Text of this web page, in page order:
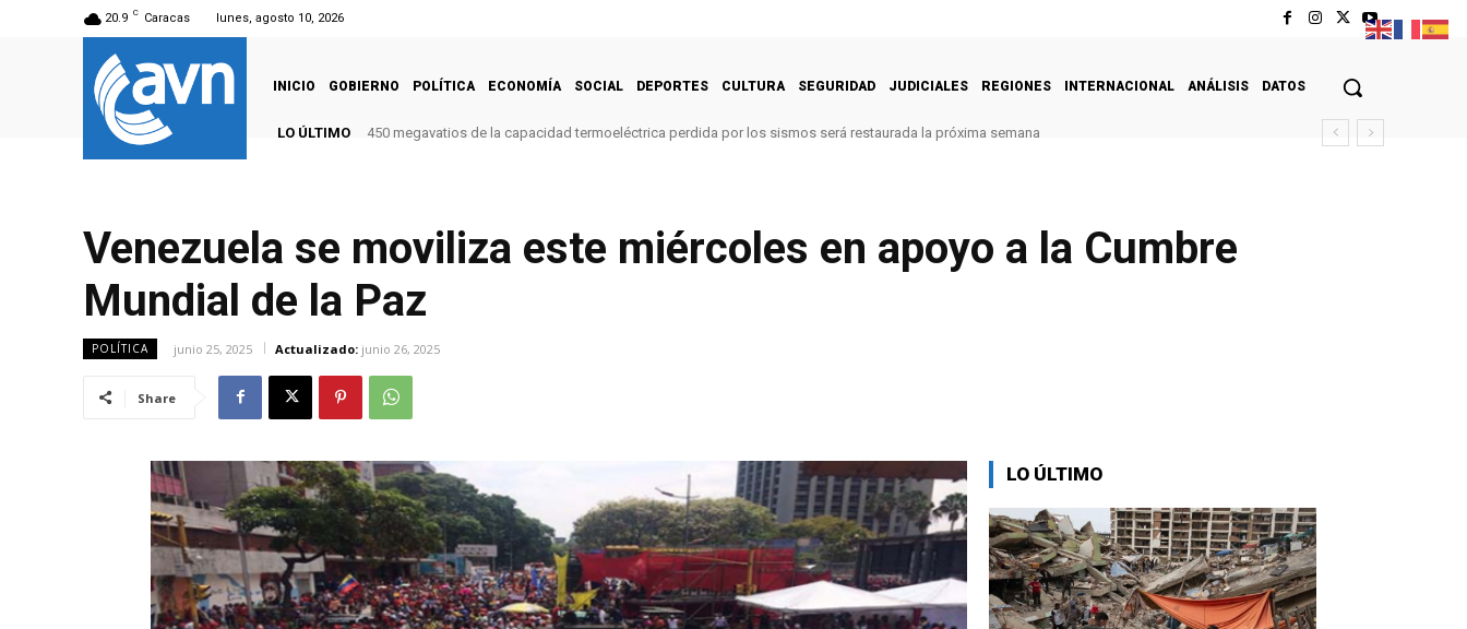
20.9 C Caracas lunes, agosto 10, 2026
INICIO GOBIERNO POLÍTICA ECONOMÍA SOCIAL DEPORTES CULTURA SEGURIDAD JUDICIALES REGIONES INTERNACIONAL ANÁLISIS DATOS
LO ÚLTIMO 450 megavatios de la capacidad termoeléctrica perdida por los sismos será restaurada la próxima semana
Venezuela se moviliza este miércoles en apoyo a la Cumbre
Mundial de la Paz
POLÍTICA junio 25, 2025 Actualizado: junio 26, 2025
Share
LO ÚLTIMO